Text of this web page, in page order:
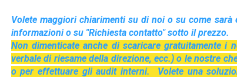
Volete maggiori chiarimenti su di noi o su come sarà
informazioni o su "Richiesta contatto" sotto il prezzo.
Non dimenticate anche di scaricare gratuitamente i
verbale di riesame della direzione, ecc.) o le nostre
o per effettuare gli audit interni. Volete una